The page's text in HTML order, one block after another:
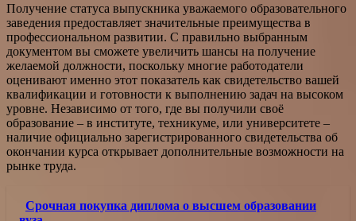
Получение статуса выпускника уважаемого образовательного
заведения предоставляет значительные преимущества в
профессиональном развитии. С правильно выбранным
документом вы сможете увеличить шансы на получение
желаемой должности, поскольку многие работодатели
оценивают именно этот показатель как свидетельство вашей
квалификации и готовности к выполнению задач на высоком
уровне. Независимо от того, где вы получили своё
образование – в институте, техникуме, или университете –
наличие официально зарегистрированного свидетельства об
окончании курса открывает дополнительные возможности на
рынке труда.
Срочная покупка диплома о высшем образовании